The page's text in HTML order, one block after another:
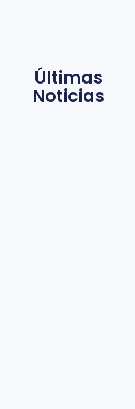
Últimas
Noticias